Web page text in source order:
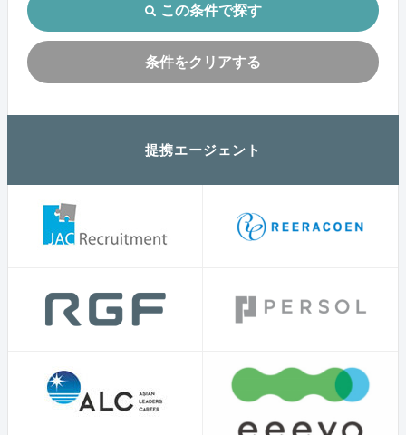
この条件で探す
条件をクリアする
提携エージェント